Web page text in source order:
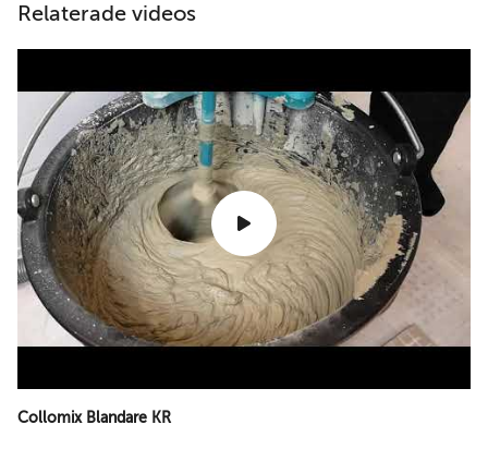
Relaterade videos
Collomix Blandare KR